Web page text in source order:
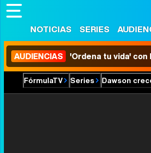
NOTICIAS SERIES
AUDIENCIAS 'Ordena tu vida'
FórmulaTV Series Dawson